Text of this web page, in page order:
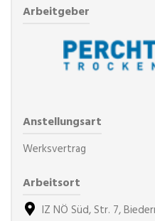
Arbeitgeber
Anstellungsart
Werksvertrag
Arbeitsort
IZ NÖ Süd, Str. 7,